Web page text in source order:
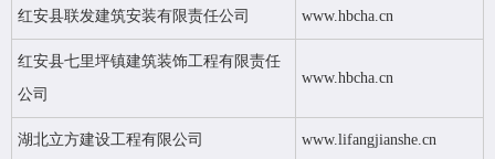
红安县联发建筑安装有限责任公司 www.hbcha.cn
红安县七里坪镇建筑装饰工程有限责任
公司
www.hbcha.cn
湖北立方建设工程有限公司 www.lifangjianshe.cn